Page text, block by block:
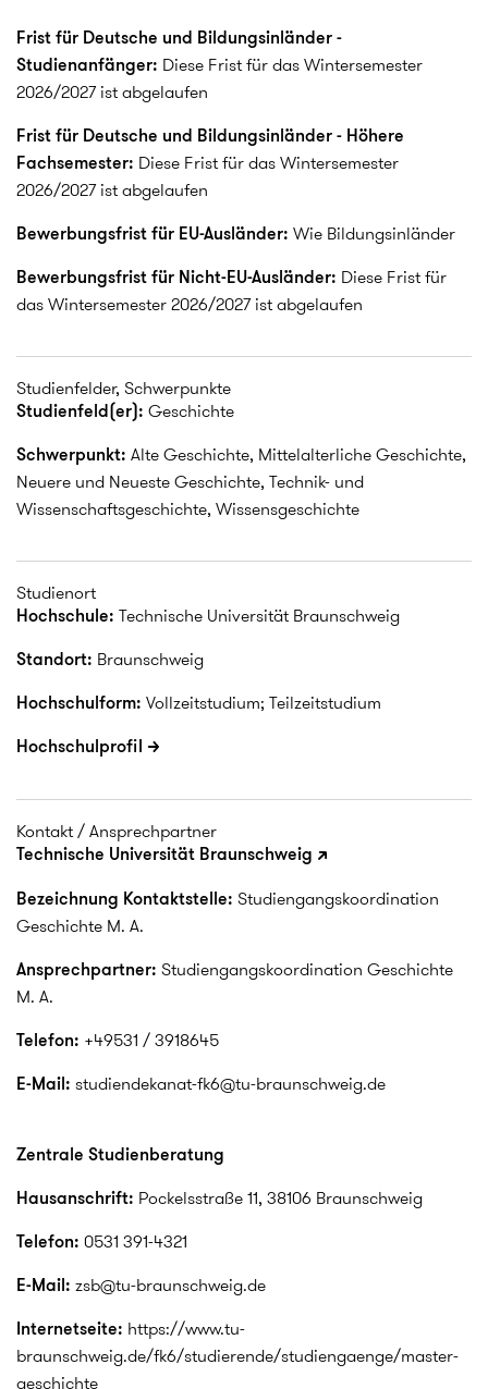
Frist für Deutsche und Bildungsinländer -
Studienanfänger: Diese Frist für das Wintersemester
2026/2027 ist abgelaufen
Frist für Deutsche und Bildungsinländer - Höhere
Fachsemester: Diese Frist für das Wintersemester
2026/2027 ist abgelaufen
Bewerbungsfrist für EU-Ausländer: Wie Bildungsinländer
Bewerbungsfrist für Nicht-EU-Ausländer: Diese Frist für
das Wintersemester 2026/2027 ist abgelaufen
Studienfelder, Schwerpunkte
Studienfeld(er): Geschichte
Schwerpunkt: Alte Geschichte, Mittelalterliche Geschichte,
Neuere und Neueste Geschichte, Technik- und
Wissenschaftsgeschichte, Wissensgeschichte
Studienort
Hochschule: Technische Universität Braunschweig
Standort: Braunschweig
Hochschulform: Vollzeitstudium; Teilzeitstudium
Hochschulprofil
Kontakt / Ansprechpartner
Technische Universität Braunschweig
Bezeichnung Kontaktstelle: Studiengangskoordination
Geschichte M. A.
Ansprechpartner: Studiengangskoordination Geschichte
M. A.
Telefon: +49531 / 3918645
E-Mail: studiendekanat-fk6@tu-braunschweig.de
Zentrale Studienberatung
Hausanschrift: Pockelsstraße 11, 38106 Braunschweig
Telefon: 0531 391-4321
E-Mail: zsb@tu-braunschweig.de
Internetseite: https://www.tu-
braunschweig.de/fk6/studierende/studiengaenge/master-
geschichte